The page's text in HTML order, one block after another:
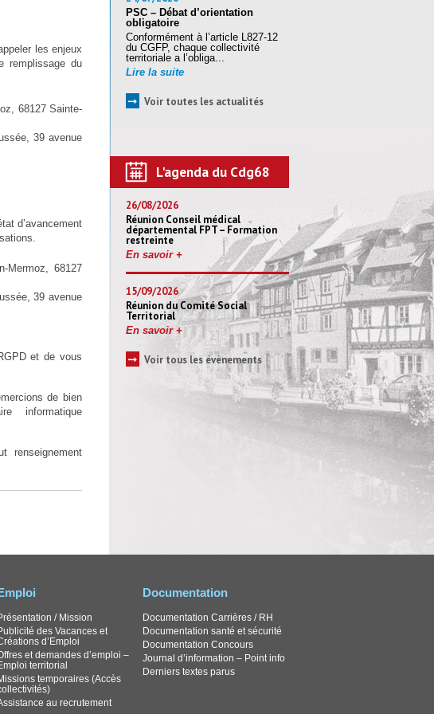
les enjeux
remplissage du
68127 Sainte-
39 avenue
d’avancement
Mermoz, 68127
39 avenue
et de vous
de bien
informatique
PSC – Débat d’orientation
obligatoire
Conformément à l’article L827-12
du CGFP, chaque collectivité
territoriale a l’obliga...
Lire la suite
➞ Voir toutes les actualités
L'agenda du Cdg68
26/08/2026
Réunion Conseil médical
départemental FPT – Formation
restreinte
En savoir +
15/09/2026
Réunion du Comité Social
Territorial
En savoir +
➞ Voir tous les évènements
/ Mission
des Vacances et
d’Emploi
et demandes d’emploi –
territorial
temporaires (Accès
au recrutement
Documentation
Documentation Carrières / RH
Documentation santé et sécurité
Documentation Concours
Journal d’information – Point info
Derniers textes parus